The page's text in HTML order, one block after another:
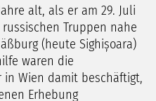
alt, als er am 29. Juli
Truppen nahe
(heute Sighișoara)
waren die
in Wien damit beschäftigt,
Erhebung